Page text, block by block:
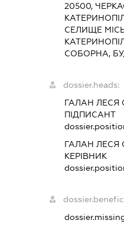
20500,
СЕЛИЩЕ
СОБОРНА,
dossier.heads:
ГАЛАН ЛЕСЯ
ПІДПИСАНТ
ГАЛАН ЛЕСЯ
КЕРІВНИК